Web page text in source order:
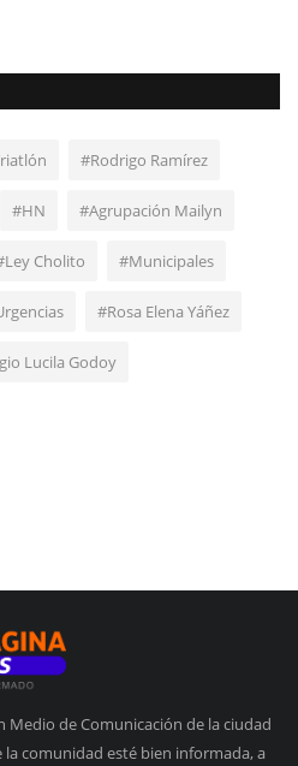
#Rodrigo Ramírez
#HN #Agrupación Mailyn
Cholito #Municipales
#Rosa Elena Yáñez
Lucila Godoy
Medio de Comunicación de la ciudad
comunidad esté bien informada, a